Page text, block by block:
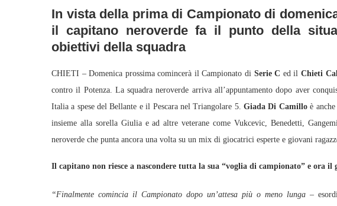
In vista della prima di Campionato di
il capitano neroverde fa il punto della
obiettivi della squadra
CHIETI – Domenica prossima comincerà il Campionato di Serie C ed il Chieti
contro il Potenza. La squadra neroverde arriva all’appuntamento dopo aver
Italia a spese del Bellante e il Pescara nel Triangolare 5. Giada Di Camilloè anche
insieme alla sorella Giulia e ad altre veterane come Vukcevic, Benedetti,
neroverde che punta ancora una volta su un mix di giocatrici esperte e giovani
Il capitano non riesce a nascondere tutta la sua “voglia di campionato” e ora il
“Finalmente comincia il Campionato dopo un’attesa più o meno lunga –